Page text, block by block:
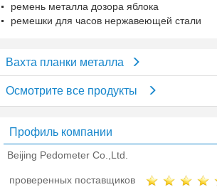
ремень металла дозора яблока
ремешки для часов нержавеющей стали
Вахта планки металла
Осмотрите все продукты
Профиль компании
Beijing Pedometer Co.,Ltd.
проверенных поставщиков